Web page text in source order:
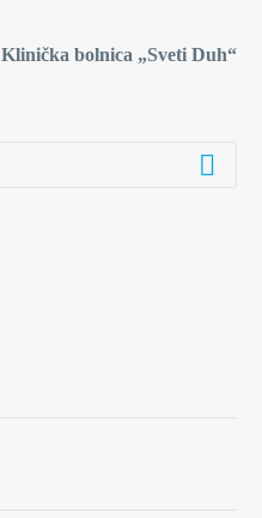
Klinička bolnica „Sveti Duh“